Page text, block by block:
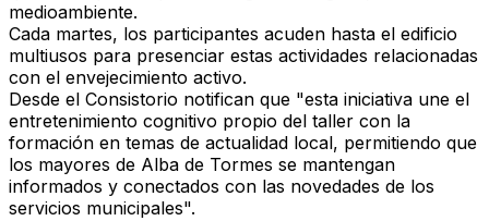
medioambiente.
Cada martes, los participantes acuden hasta el edificio
multiusos para presenciar estas actividades relacionadas
con el envejecimiento activo.
Desde el Consistorio notifican que "esta iniciativa une el
entretenimiento cognitivo propio del taller con la
formación en temas de actualidad local, permitiendo que
los mayores de Alba de Tormes se mantengan
informados y conectados con las novedades de los
servicios municipales".